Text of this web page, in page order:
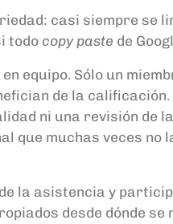
casi siempre
todo copy paste de
equipo. Sólo un
de la
ni una revisión de
que muchas veces
la asistencia y
desde dónde